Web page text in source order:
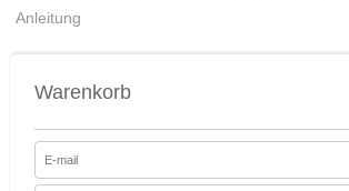
Anleitung
Warenkorb